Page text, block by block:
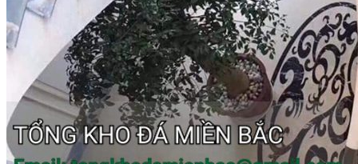
Hoa Văn Đá
Đá Ốp Mặt Tiền
Đá Quartz Alpilus
Đá Alpilus Brazil
Đá tự nhiên
Đá Thạch Anh